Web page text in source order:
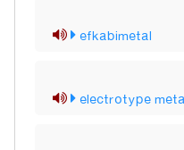
efkabimetal
electrotype